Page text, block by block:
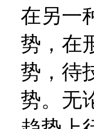
在另一
势，在
势，待
势。无